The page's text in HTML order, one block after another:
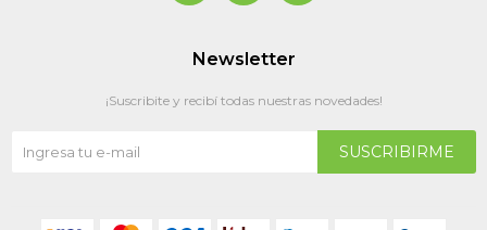
Newsletter
¡Suscribite y recibí todas nuestras novedades!
SUSCRIBIRME